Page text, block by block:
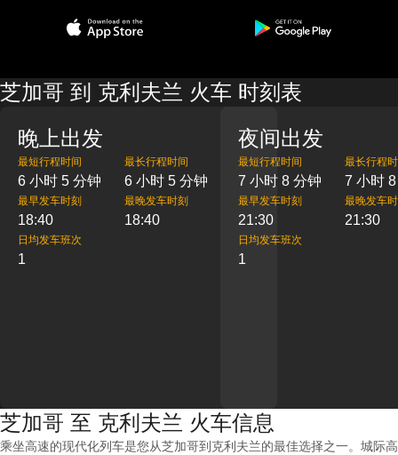
芝加哥 到 克利夫兰 火车 时刻表
晚上出发
最短行程时间
6 小时 5 分钟
最长行程时间
6 小时 5 分钟
最早发车时刻
18:40
最晚发车时刻
18:40
日均发车班次
1
夜间出发
最短行程时间
7 小时 8 分钟
最长行程
7 小时
最早发车时刻
21:30
最晚发车
21:30
日均发车班次
1
芝加哥 至 克利夫兰 火车信息
乘坐高速的现代化列车是您从芝加哥到克利夫兰的最佳选择之一。城际高